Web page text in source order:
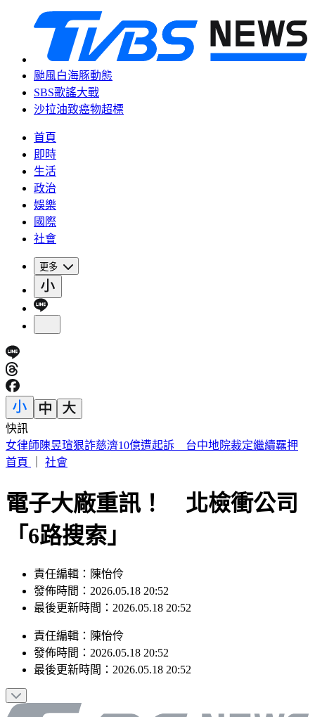
颱風白海豚動態
SBS歌謠大戰
沙拉油致癌物超標
首頁
即時
生活
政治
娛樂
國際
社會
更多
快訊
僅白海豚颱風「沒放過台灣」 北北基桃侵襲率破4成
首頁
社會
電子大廠重訊！ 北檢衝公司
「6路搜索」
責任編輯：陳怡伶
發佈時間：2026.05.18 20:52
最後更新時間：2026.05.18 20:52
責任編輯 ： 陳怡伶
發佈時間： 2026.05.18 20:52
最後更新時間： 2026.05.18 20:52